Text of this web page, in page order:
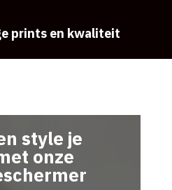
prints en kwaliteit
style je
onze